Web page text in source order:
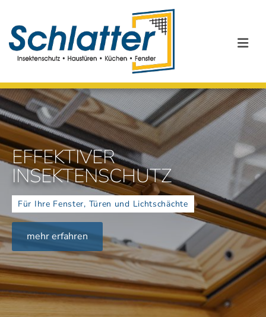
EFFEKTIVER
INSEKTENSCHUTZ
Für Ihre Fenster, Türen und Lichtschächte
mehr erfahren